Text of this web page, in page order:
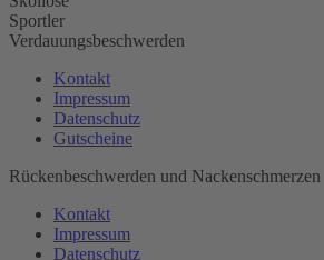
Sportler
Verdauungsbeschwerden
Kontakt
Impressum
Datenschutz
Gutscheine
Rückenbeschwerden und Nackenschmerzen
Kontakt
Impressum
Datenschutz